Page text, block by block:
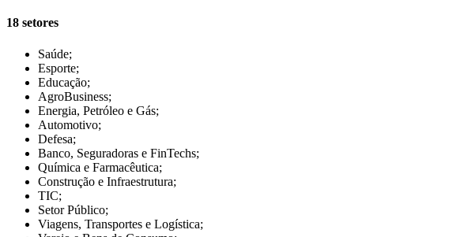
18 setores
Saúde;
Esporte;
Educação;
AgroBusiness;
Energia, Petróleo e Gás;
Automotivo;
Defesa;
Banco, Seguradoras e FinTechs;
Química e Farmacêutica;
Construção e Infraestrutura;
TIC;
Setor Público;
Viagens, Transportes e Logística;